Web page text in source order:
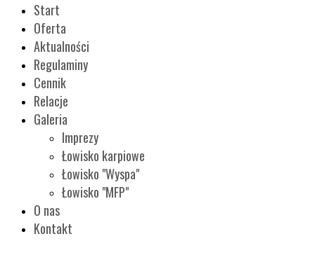
Start
Oferta
Aktualności
Regulaminy
Cennik
Relacje
Galeria
Imprezy
Łowisko karpiowe
Łowisko "Wyspa"
Łowisko "MFP"
O nas
Kontakt